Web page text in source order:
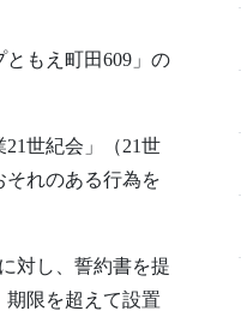
もえ町田609」の
世紀会」（21世
れのある行為を
対し、誓約書を提
期限を超えて設置